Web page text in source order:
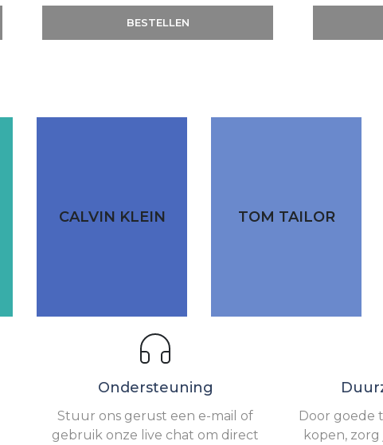
BESTELLEN
CALVIN KLEIN TOM TAILOR
Ondersteuning
Stuur ons gerust een e-mail of
gebruik onze live chat om direct
Door goede
kopen,